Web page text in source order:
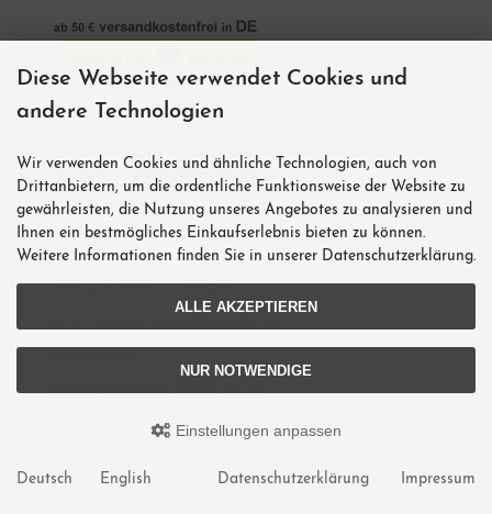
INFORMATIONEN
Materialinformationen
Sorgenwürmchen als Geschenk oder
Diese Webseite verwendet Cookies und
andere Technologien
Wir verwenden Cookies und ähnliche Technologien, auch von
Drittanbietern, um die ordentliche Funktionsweise der Website zu
gewährleisten, die Nutzung unseres Angebotes zu analysieren und
Ihnen ein bestmögliches Einkaufserlebnis bieten zu können.
Weitere Informationen finden Sie in unserer Datenschutzerklärung.
ALLE AKZEPTIEREN
NUR NOTWENDIGE
Einstellungen anpassen
Deutsch English Datenschutzerklärung Impressum